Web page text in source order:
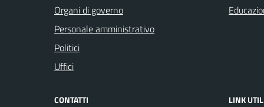
Organi di governo
Personale amministrativo
Politici
Uffici
CONTATTI LINK